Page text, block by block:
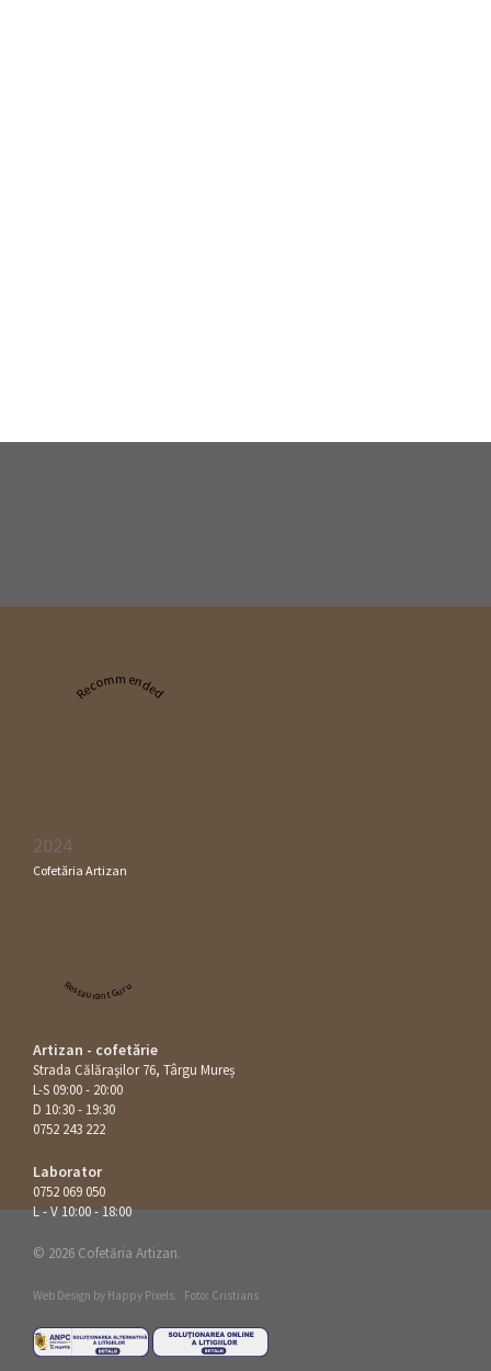
Recommended
2024
Cofetăria Artizan
Restaurant Guru
Artizan - cofetărie
Strada Călăraşilor 76, Târgu Mureș
L-S 09:00 - 20:00
D 10:30 - 19:30
0752 243 222
Laborator
0752 069 050
L - V 10:00 - 18:00
© 2026 Cofetăria Artizan.
Web Design by Happy Pixels. Foto: Cristians